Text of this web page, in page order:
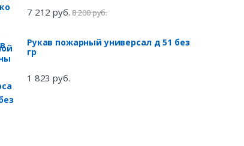
7 212 руб. 8 200 руб.
Рукав пожарный универсал д 51 без
гр
1 823 руб.